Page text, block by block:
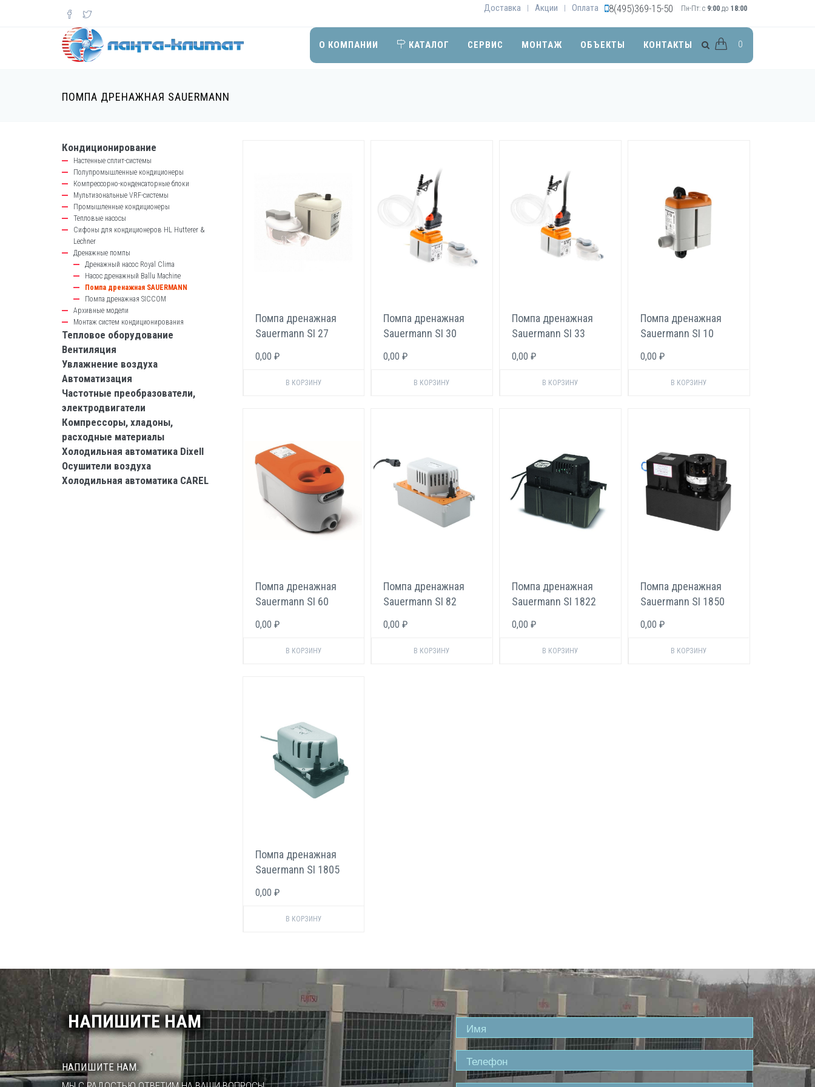
Доставка | Акции | Оплата 8(495)369-15-50 Пн-Пт: с 9:00 до 18:00
О КОМПАНИИ КАТАЛОГ СЕРВИС МОНТАЖ ОБЪЕКТЫ КОНТАКТЫ 0
ПОМПА ДРЕНАЖНАЯ SAUERMANN
catalog-
left-
block
Кондиционирование
Настенные сплит-системы
Полупромышленные кондиционеры
Компрессорно-конденсаторные блоки
Мультизональные VRF-системы
Промышленные кондиционеры
Тепловые насосы
Сифоны для кондиционеров HL Hutterer &
Lechner
Дренажные помпы
Дренажный насос Royal Clima
Насос дренажный Ballu Machine
Помпа дренажная SAUERMANN
Помпа дренажная SICCOM
Архивные модели
Монтаж систем кондиционирования
Тепловое оборудование
Вентиляция
Увлажнение воздуха
Автоматизация
Частотные преобразователи,
электродвигатели
Компрессоры, хладоны,
расходные материалы
Холодильная автоматика Dixell
Осушители воздуха
Холодильная автоматика CAREL
Помпа дренажная
Sauermann SI 27
0,00 ₽
Помпа дренажная
Sauermann SI 30
0,00 ₽
Помпа дренажная
Sauermann SI 33
0,00 ₽
Помпа дренажная
Sauermann SI 10
0,00 ₽
Помпа дренажная
Sauermann SI 60
0,00 ₽
Помпа дренажная
Sauermann SI 82
0,00 ₽
Помпа дренажная
Sauermann SI 1822
0,00 ₽
Помпа дренажная
Sauermann SI 1850
0,00 ₽
Помпа дренажная
Sauermann SI 1805
0,00 ₽
НАПИШИТЕ НАМ
НАПИШИТЕ НАМ.
Name
Phone